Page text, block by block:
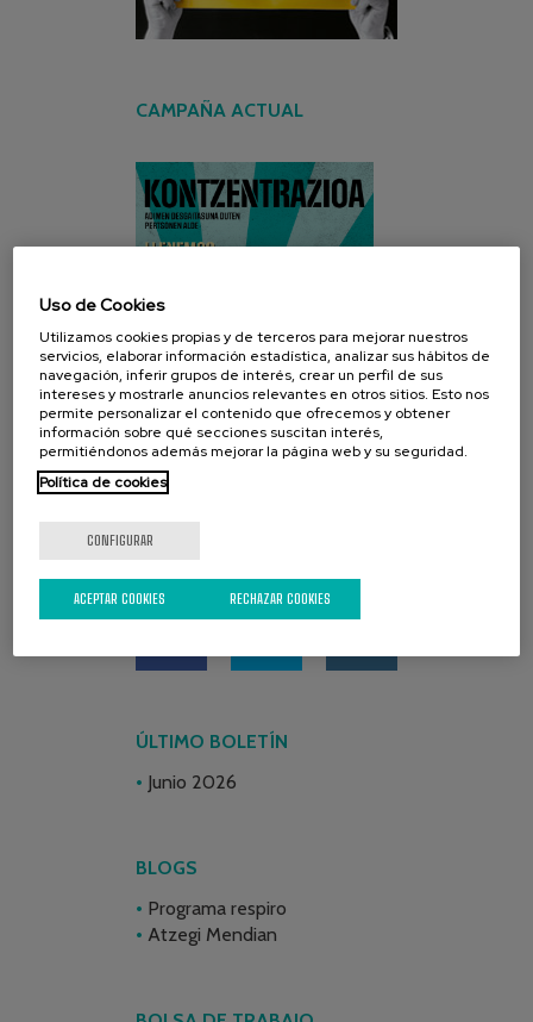
CAMPAÑA ACTUAL
ÚLTIMO BOLETÍN
Junio 2026
BLOGS
Programa respiro
Atzegi Mendian
Uso de Cookies
Utilizamos cookies propias y de terceros para mejorar nuestros
servicios, elaborar información estadística, analizar sus hábitos de
navegación, inferir grupos de interés, crear un perfil de sus
intereses y mostrarle anuncios relevantes en otros sitios. Esto nos
permite personalizar el contenido que ofrecemos y obtener
información sobre qué secciones suscitan interés,
permitiéndonos además mejorar la página web y su seguridad.
Política de cookies
CONFIGURAR
RECHAZAR COOKIES
ACEPTAR COOKIES